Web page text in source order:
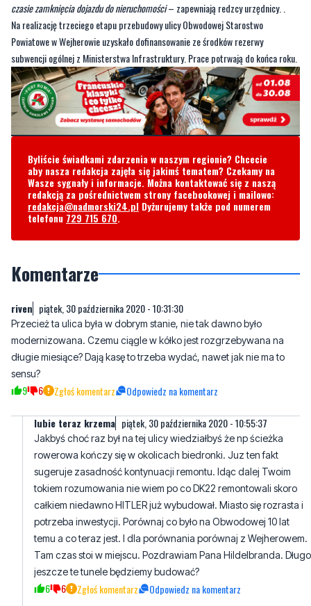
czasie zamknięcia dojazdu do nieruchomości– zapewniają redzcy urzędnicy. .
Na realizację trzeciego etapu przebudowy ulicy Obwodowej Starostwo
Powiatowe w Wejherowie uzyskało dofinansowanie ze środków rezerwy
subwencji ogólnej z Ministerstwa Infrastruktury. Prace potrwają do końca roku.
Byliście świadkami zdarzenia w naszym regionie? Chcecie
aby nasza redakcja zajęła się jakimś tematem? Czekamy na
Wasze sygnały i informacje. Można kontaktować się z naszą
redakcją za pośrednictwem strony facebookowej i mailowo:
redakcja@nadmorski24.pl Dyżurujemy także pod numerem
telefonu 729 715 670.
Komentarze
riven piątek, 30 października 2020 - 10:31:30
Przecież ta ulica była w dobrym stanie, nie tak dawno było
modernizowana. Czemu ciągle w kółko jest rozgrzebywana na
długie miesiące? Dają kasę to trzeba wydać, nawet jak nie ma to
sensu?
9 6 Zgłoś komentarz Odpowiedz na komentarz
lubie teraz krzema piątek, 30 października 2020 - 10:55:37
Jakbyś choć raz był na tej ulicy wiedziałbyś że np ścieżka
rowerowa kończy się w okolicach biedronki. Juz ten fakt
sugeruje zasadność kontynuacji remontu. Idąc dalej Twoim
tokiem rozumowania nie wiem po co DK22 remontowali skoro
całkiem niedawno HITLER już wybudował. Miasto się rozrasta i
potrzeba inwestycji. Porównaj co było na Obwodowej 10 lat
temu a co teraz jest. I dla porównania porównaj z Wejherowem.
Tam czas stoi w miejscu. Pozdrawiam Pana Hildelbranda. Długo
jeszcze te tunele będziemy budować?
6 6 Zgłoś komentarz Odpowiedz na komentarz